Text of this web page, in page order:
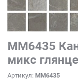
MM6435
микс
Артикул: MM6435